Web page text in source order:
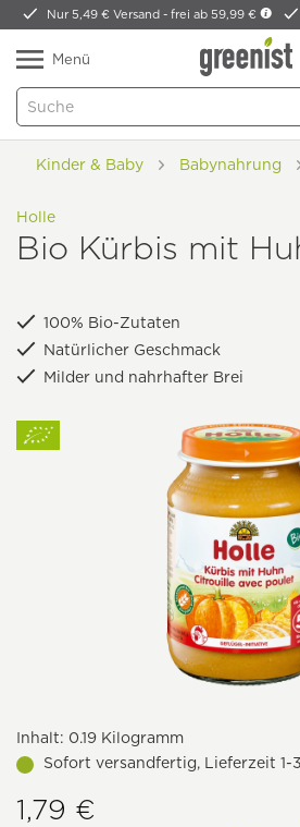
Nur 5,49 € Versand -frei ab 59,99 €
Menü
Kinder & Baby Babynahrung
Holle
Bio Kürbis mit
100% Bio-Zutaten
Natürlicher Geschmack
Milder und nahrhafter Brei
Inhalt: 0.19 Kilogramm
Sofort versandfertig, Lieferzeit 1-
1,79 €